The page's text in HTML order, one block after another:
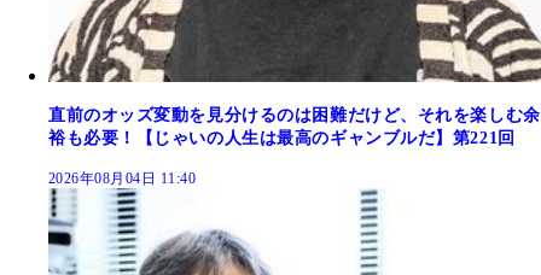
直前のオッズ変動を見分けるのは困難だけど、それを楽しむ余
裕も必要！【じゃいの人生は最高のギャンブルだ】第221回
2026年08月04日 11:40